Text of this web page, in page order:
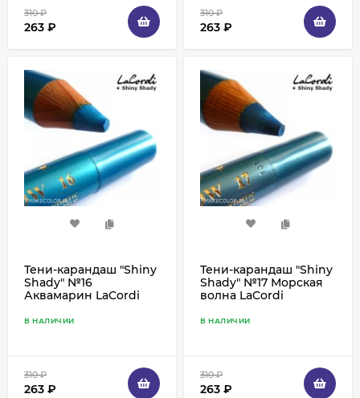
310₽
263 ₽
310₽
263 ₽
Тени-карандаш "Shiny
Shady" №16
Аквамарин LaCordi
В НАЛИЧИИ
310₽
263 ₽
Тени-карандаш "Shiny
Shady" №17 Морская
волна LaCordi
В НАЛИЧИИ
310₽
263 ₽